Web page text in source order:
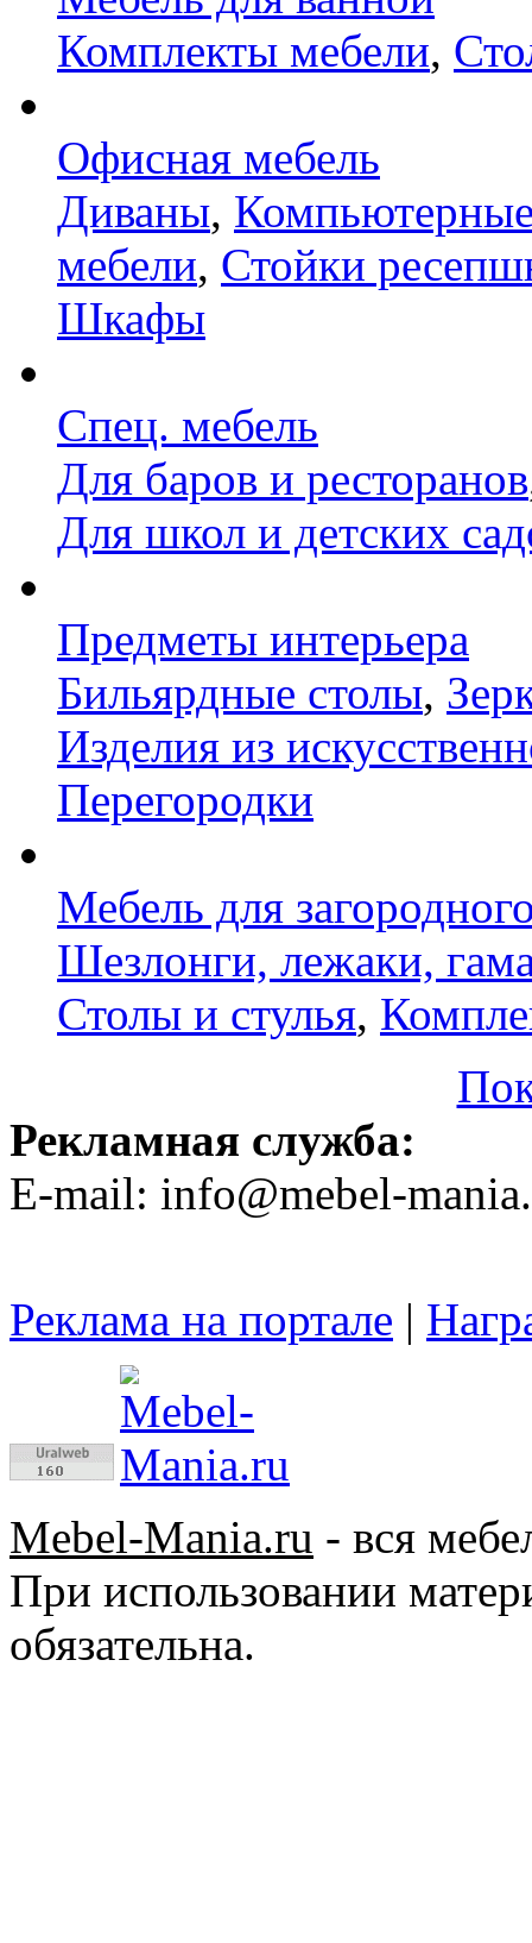
Комплекты мебели,
Офисная мебель
Диваны,
мебели, Стойки
Шкафы
Спец. мебель
Для баров и ресторанов
Для школ и детских
Предметы интерьера
Бильярдные столы,
Изделия из
Перегородки
Мебель для
Шезлонги, лежаки,
Столы и стулья,
Рекламная служба:
E-mail: info@mebel-
Реклама на портале |
Mebel-Mania.ru - вся
При использовании
обязательна.